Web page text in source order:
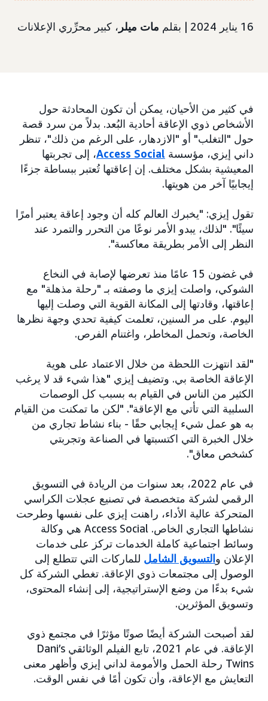
16 يناير 2024 | بقلم مات ميلر ، كبير محرِّري الإعلانات
في كثير من الأحيان، يمكن أن تكون المحادثة حول
الأشخاص ذوي الإعاقة أحادية البُعد. بدلاً من سرد قصة
حول "التغلب" أو "الازدهار، على الرغم من ذلك"، تنظر
داني إيزي، مؤسسة Access Social، إلى تجربتها
المعيشية بشكل مختلف. إن إعاقتها تُعتبر ببساطة جزءًا
إيجابيًا آخر من هويتها.
تقول إيزي: "يخبرك العالم كله أن وجود إعاقة يعتبر أمرًا
سيئًا". "لذلك، يبدو الأمر نوعًا من التحرر والتمرد عند
النظر إلى الأمر بطريقة معاكسة".
في غضون 15 عامًا منذ تعرضها لإصابة في النخاع
الشوكي، واصلت إيزي ما وصفته بـ "رحلة مذهلة" مع
إعاقتها، وقادتها إلى المكانة القوية التي وصلت إليها
اليوم. على مر السنين، تعلمت كيفية تحدي وجهة نظرها
الخاصة، وتحمل المخاطر، واغتنام الفرص.
"لقد انتهزت اللحظة من خلال الاعتماد على هوية
الإعاقة الخاصة بي. وتضيف إيزي "هذا شيء قد لا يرغب
الكثير من الناس في القيام به بسبب كل الوصمات
السلبية التي تأتي مع الإعاقة". "لكن ما تمكنت من القيام
به هو عمل شيء إيجابي حقًا - بناء نشاط تجاري من
خلال الخبرة التي اكتسبتها في الصناعة وتجربتي
كشخص معاق".
في عام 2022، بعد سنوات من الريادة في التسويق
الرقمي لشركة متخصصة في تصنيع عجلات الكراسي
المتحركة عالية الأداء، راهنت إيزي على نفسها وطرحت
نشاطها التجاري الخاص. Access Social هي وكالة
وسائط اجتماعية كاملة الخدمات تركز على خدمات
الإعلان والتسويق الشامل للماركات التي تتطلع إلى
الوصول إلى مجتمعات ذوي الإعاقة. تغطي الشركة كل
شيء بدءًا من وضع الإستراتيجية، إلى إنشاء المحتوى،
وتسويق المؤثرين.
لقد أصبحت الشركة أيضًا صوتًا مؤثرًا في مجتمع ذوي
الإعاقة. في عام 2021، تابع الفيلم الوثائقي Dani’s
Twins رحلة الحمل والأمومة لداني إيزي وأظهر معنى
التعايش مع الإعاقة، وأن تكون أمًا في نفس الوقت.